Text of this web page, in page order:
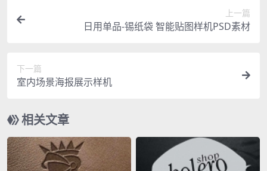
上一篇
日用单品-锡纸袋 智能贴图样机PSD素材
下一篇
室内场景海报展示样机
相关文章